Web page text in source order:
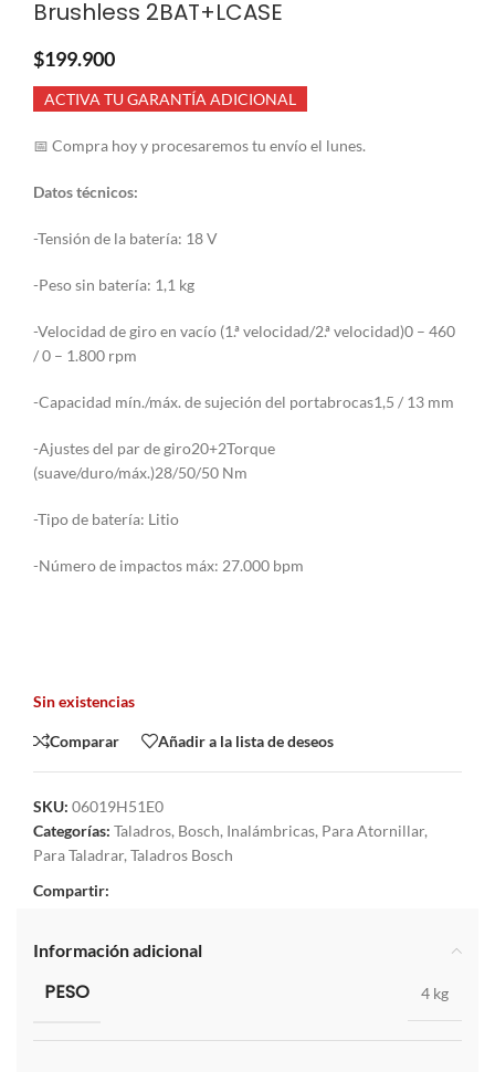
Brushless 2BAT+LCASE
$199.900
ACTIVA TU GARANTÍA ADICIONAL
📅 Compra hoy y procesaremos tu envío el lunes.
Datos técnicos:
-Tensión de la batería: 18 V
-Peso sin batería: 1,1 kg
-Velocidad de giro en vacío (1.ª velocidad/2.ª velocidad)0 – 460
/ 0 – 1.800 rpm
-Capacidad mín./máx. de sujeción del portabrocas1,5 / 13 mm
-Ajustes del par de giro20+2Torque
(suave/duro/máx.)28/50/50 Nm
-Tipo de batería: Litio
-Número de impactos máx: 27.000 bpm
Sin existencias
Comparar Añadir a la lista de deseos
SKU: 06019H51E0
Categorías: Taladros, Bosch, Inalámbricas, Para Atornillar,
Para Taladrar, Taladros Bosch
Compartir:
Información adicional
PESO 4 kg